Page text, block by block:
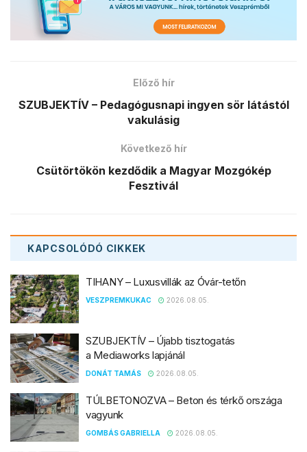
Előző hír
SZUBJEKTÍV – Pedagógusnapi ingyen sör látástól
vakulásig
Következő hír
Csütörtökön kezdődik a Magyar Mozgókép
Fesztivál
KAPCSOLÓDÓ CIKKEK
TIHANY – Luxusvillák az Óvár-tetőn
VESZPREMKUKAC 2026.08.05.
SZUBJEKTÍV – Újabb tisztogatás
a Mediaworks lapjánál
DONÁT TAMÁS 2026.08.05.
TÚLBETONOZVA – Beton és térkő országa
vagyunk
GOMBÁS GABRIELLA 2026.08.05.